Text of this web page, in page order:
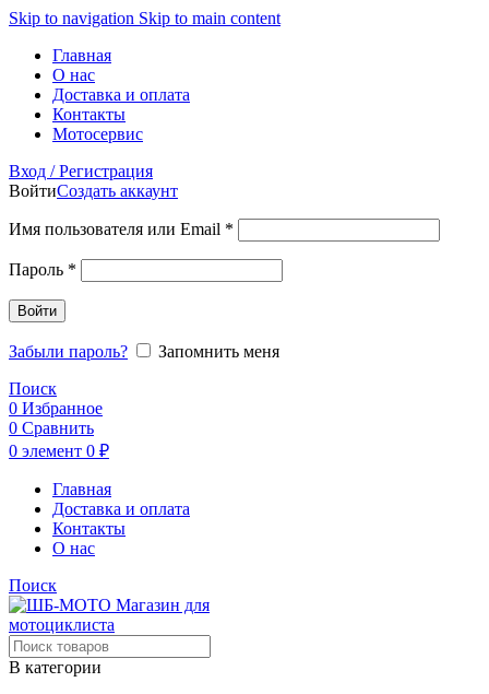
Skip to navigation Skip to main content
Главная
О нас
Доставка и оплата
Контакты
Мотосервис
Вход / Регистрация
ВойтиСоздать аккаунт
Имя пользователя или Email *
Пароль *
Войти
Забыли пароль?
Запомнить меня
Поиск
0 Избранное
0 Сравнить
0 элемент 0 ₽
Главная
Доставка и оплата
Контакты
О нас
Поиск
В категории